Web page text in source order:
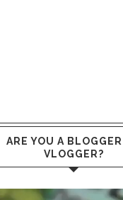
ARE YOU A BLOGGER
VLOGGER?